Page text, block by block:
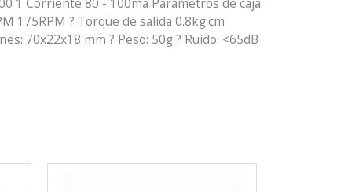
1 Corriente 80 - 100ma Parametros de caja
175RPM ? Torque de salida 0.8kg.cm
70x22x18 mm ? Peso: 50g ? Ruido: <65dB